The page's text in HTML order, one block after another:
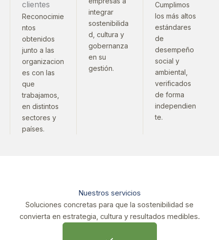
clientes
Reconocimie
ntos
obtenidos
junto a las
organizacion
es con las
que
trabajamos,
en distintos
sectores y
países.
integrar
sostenibilida
d, cultura y
gobernanza
en su
gestión.
Cumplimos
los más altos
estándares
de
desempeño
social y
ambiental,
verificados
de forma
independien
te.
Nuestros servicios
Soluciones concretas para que la sostenibilidad se
convierta en estrategia, cultura y resultados medibles.